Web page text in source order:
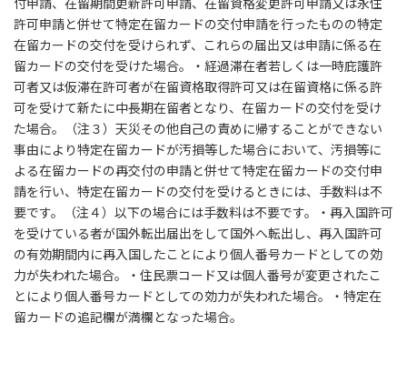
付申請、在留期間更新許可申請、在留資格変更許可申請又は永住
許可申請と併せて特定在留カードの交付申請を行ったものの特定
在留カードの交付を受けられず、これらの届出又は申請に係る在
留カードの交付を受けた場合。・経過滞在者若しくは一時庇護許
可者又は仮滞在許可者が在留資格取得許可又は在留資格に係る許
可を受けて新たに中長期在留者となり、在留カードの交付を受け
た場合。（注３）天災その他自己の責めに帰することができない
事由により特定在留カードが汚損等した場合において、汚損等に
よる在留カードの再交付の申請と併せて特定在留カードの交付申
請を行い、特定在留カードの交付を受けるときには、手数料は不
要です。（注４）以下の場合には手数料は不要です。・再入国許可
を受けている者が国外転出届出をして国外へ転出し、再入国許可
の有効期間内に再入国したことにより個人番号カードとしての効
力が失われた場合。・住民票コード又は個人番号が変更されたこ
とにより個人番号カードとしての効力が失われた場合。・特定在
留カードの追記欄が満欄となった場合。